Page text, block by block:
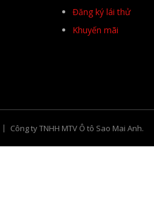
Đăng ký lái thử
Khuyến mãi
Công ty TNHH MTV Ô tô Sao Mai Anh.